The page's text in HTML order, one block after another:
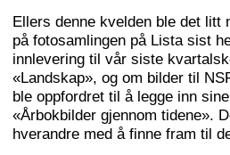
Ellers denne kvelden ble det litt
på fotosamlingen på Lista sist
innlevering til vår siste
«Landskap», og om bilder til
ble oppfordret til å legge inn
«Årbokbilder gjennom tidene».
hverandre med å finne fram til